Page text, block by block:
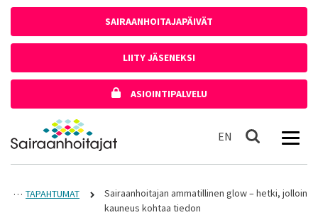
SAIRAANHOITAJAPÄIVÄT
LIITY JÄSENEKSI
ASIOINTIPALVELU
Etusivulle
EN In English
Haku
TAPAHTUMAT
Sairaanhoitajan ammatillinen glow – hetki, jolloin
kauneus kohtaa tiedon